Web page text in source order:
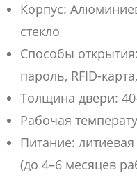
Корпус:
стекло
Способы
пароль, RFID-
Толщина двери:
Рабочая
Питание:
(до 4–6 месяцев